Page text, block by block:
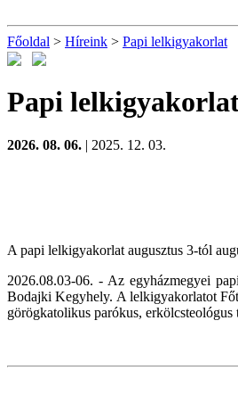
Főoldal > Híreink > Papi lelkigyakorlat
Papi
2026. 08. 06. | 2025. 12. 03.
A papi lelkigyakorlat augusztus 3-tól
2026.08.03-06. - Az egyházmegyei
Bodajki Kegyhely. A lelkigyakorlatot
görögkatolikus parókus, erkölcsteológus